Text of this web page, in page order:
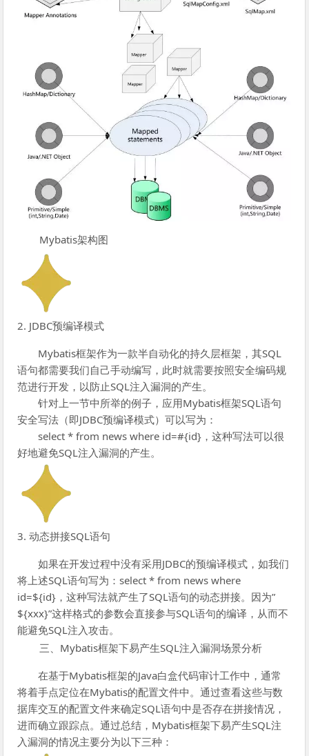
Mybatis架构图
2. JDBC预编译模式
Mybatis框架作为一款半自动化的持久层框架，其SQL
语句都需要我们自己手动编写，此时就需要按照安全编码规
范进行开发，以防止SQL注入漏洞的产生。
针对上一节中所举的例子，应用Mybatis框架SQL语句
安全写法（即JDBC预编译模式）可以写为：
select * from news where id=#{id}，这种写法可以很
好地避免SQL注入漏洞的产生。
3. 动态拼接SQL语句
如果在开发过程中没有采用JDBC的预编译模式，如我们
将上述SQL语句写为：select * from news where
id=${id}，这种写法就产生了SQL语句的动态拼接。因为”
${xxx}”这样格式的参数会直接参与SQL语句的编译，从而不
能避免SQL注入攻击。
三、Mybatis框架下易产生SQL注入漏洞场景分析
在基于Mybatis框架的Java白盒代码审计工作中，通常
将着手点定位在Mybatis的配置文件中。通过查看这些与数
据库交互的配置文件来确定SQL语句中是否存在拼接情况，
进而确立跟踪点。通过总结，Mybatis框架下易产生SQL注
入漏洞的情况主要分为以下三种：